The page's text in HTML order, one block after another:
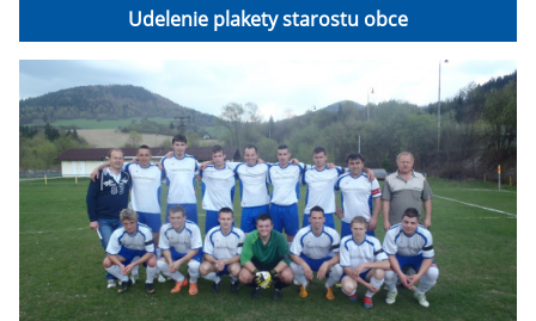
Udelenie plakety starostu obce